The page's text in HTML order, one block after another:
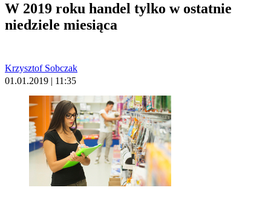
W 2019 roku handel tylko w ostatnie
niedziele miesiąca
Krzysztof Sobczak
01.01.2019 | 11:35